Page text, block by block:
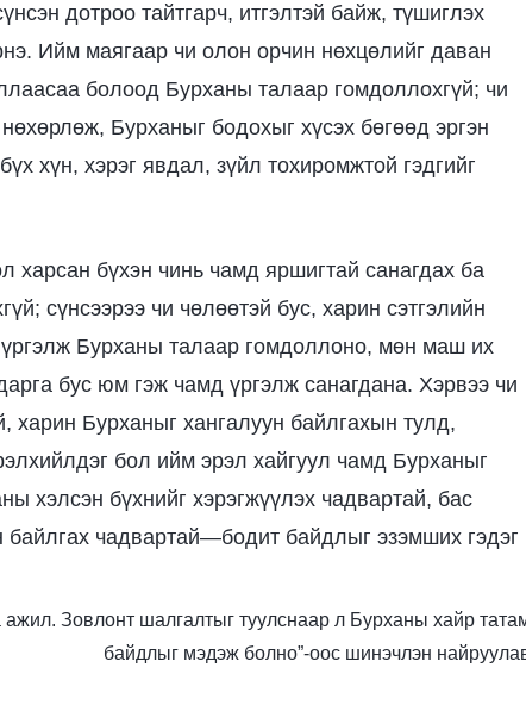
дотроо тайтгарч, итгэлтэй байж, түшиглэх
Ийм маягаар чи олон орчин нөхцөлийг даван
болоод Бурханы талаар гомдоллохгүй; чи
Бурханыг бодохыг хүсэх бөгөөд эргэн
хүн, хэрэг явдал, зүйл тохиромжтой гэдгийг
харсан бүхэн чинь чамд яршигтай санагдах ба
сүнсээрээ чи чөлөөтэй бус, харин сэтгэлийн
үргэлж Бурханы талаар гомдоллоно, мөн маш их
бус юм гэж чамд үргэлж санагдана. Хэрвээ чи
харин Бурханыг хангалуун байлгахын тулд,
бол ийм эрэл хайгуул чамд Бурханыг
хэлсэн бүхнийг хэрэгжүүлэх чадвартай, бас
байлгах чадвартай—бодит байдлыг эзэмших гэдэг
ажил. Зовлонт шалгалтыг туулснаар л Бурханы хайр
байдлыг мэдэж болно”-оос шинэчлэн